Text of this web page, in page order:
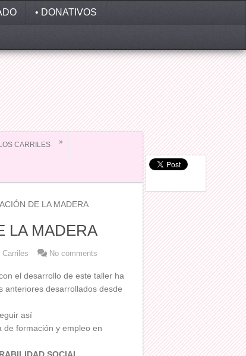
• DONATIVOS
CARRILES »
DE LA MADERA
LA MADERA
Carriles No comments
el desarrollo de este taller ha
anteriores desarrollados desde
así
de formación y empleo en